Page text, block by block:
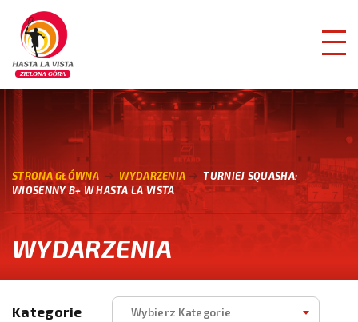
STRONA GŁÓWNA WYDARZENIA
TURNIEJ SQUASHA:
WIOSENNY B+ W HASTA LA VISTA
WYDARZENIA
Kategorie Wybierz Kategorie